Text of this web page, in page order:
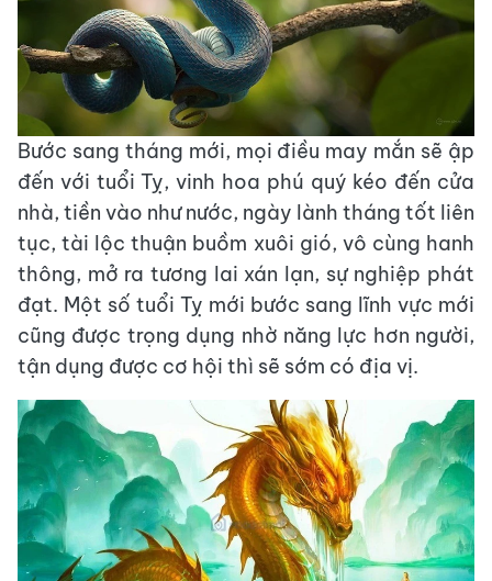
Bước sang tháng mới, mọi điều may mắn sẽ ập
đến với tuổi Tỵ, vinh hoa phú quý kéo đến cửa
nhà, tiền vào như nước, ngày lành tháng tốt liên
tục, tài lộc thuận buồm xuôi gió, vô cùng hanh
thông, mở ra tương lai xán lạn, sự nghiệp phát
đạt. Một số tuổi Tỵ mới bước sang lĩnh vực mới
cũng được trọng dụng nhờ năng lực hơn người,
tận dụng được cơ hội thì sẽ sớm có địa vị.